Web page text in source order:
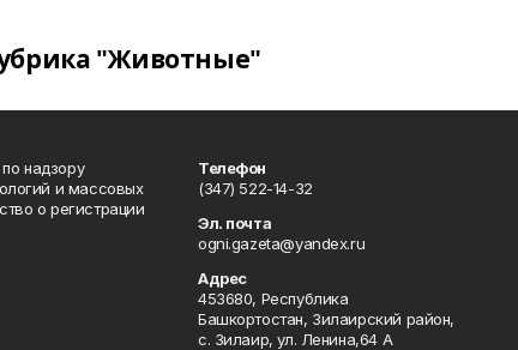
"Животные"
надзору
и массовых
о регистрации
Телефон
(347) 522-14-32
Эл. почта
ogni.gazeta@yandex.ru
Адрес
453680, Республика
Башкортостан, Зилаирский район,
с. Зилаир, ул. Ленина,64 А